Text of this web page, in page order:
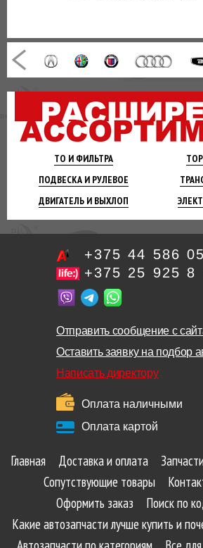
ТО И ФИЛЬТРА
ПОДВЕСКА И РУЛЕВОЕ
ДВИГАТЕЛЬ И ВЫХЛОП
+375 44 586
+375 25 925 8
Отправить сообщение с
Оставить заявку на подбор
Написать директору
Оплата наличными
Оплата картой
Главная Доставка и оплата
Сопутствующие товары
Оформить заказ
Поиск по
Какие автозапчасти лучше купить и